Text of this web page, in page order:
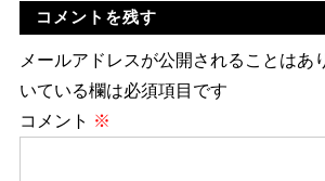
コメントを残す
メールアドレスが公開されることはあ
いている欄は必須項目です
コメント ※